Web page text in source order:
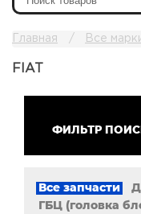
Главная Все
FIAT
ФИЛЬТР
Все запчасти
ГБЦ (головка